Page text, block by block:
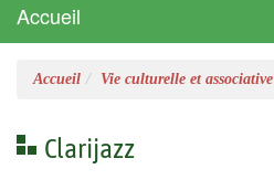
Accueil
Accueil Vie culturelle et associative
Clarijazz